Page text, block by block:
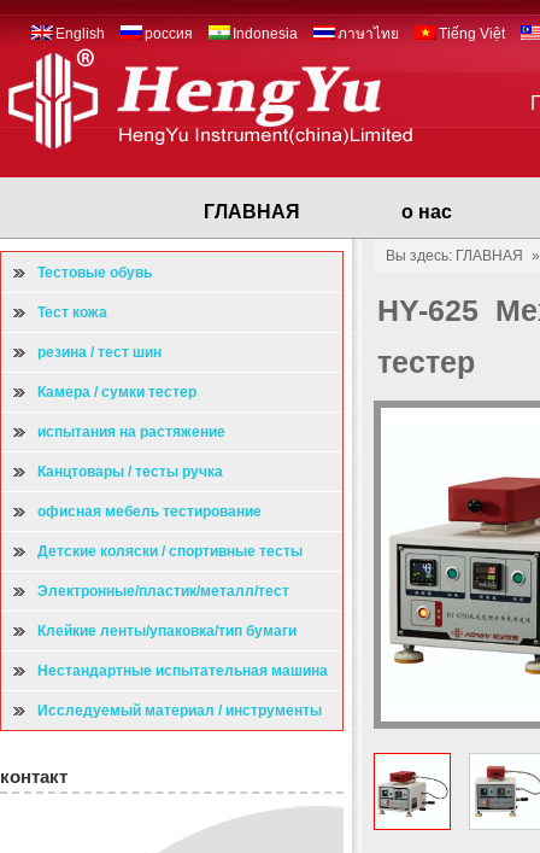
Tiếng Việt
ภาษาไทย
Indonesia
россия
English
ГЛАВНАЯ о нас
Тестовые обувь
Тест кожа
резина / тест шин
Камера / сумки тестер
испытания на растяжение
Канцтовары / тесты ручка
офисная мебель тестирование
Детские коляски / спортивные тесты
Электронные/пластик/металл/тест
Клейкие ленты/упаковка/тип бумаги
испытательная машина
Нестандартные испытательная машина
Исследуемый материал / инструменты
контакт
Вы здесь: ГЛАВНАЯ
HY-625
тестер